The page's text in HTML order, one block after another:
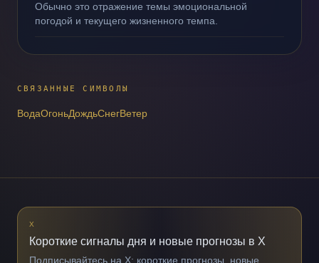
Обычно это отражение темы эмоциональной
погодой и текущего жизненного темпа.
СВЯЗАННЫЕ СИМВОЛЫ
ВодаОгоньДождьСнегВетер
X
Короткие сигналы дня и новые прогнозы в X
Подписывайтесь на X: короткие прогнозы, новые